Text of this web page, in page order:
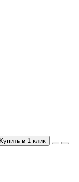
Купить в 1 клик